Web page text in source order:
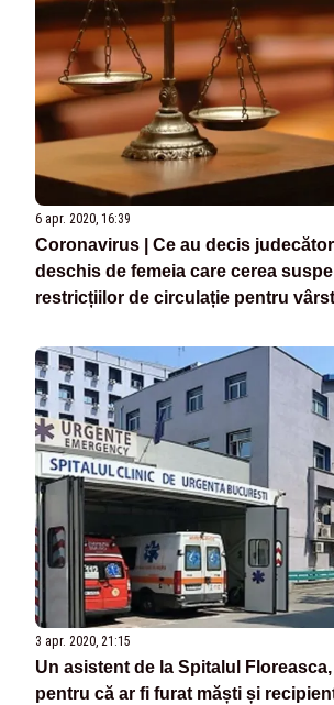
6 apr. 2020, 16:39
Coronavirus | Ce au decis
deschis de femeia care cerea
restricțiilor de circulație pentru
3 apr. 2020, 21:15
Un asistent de la Spitalul
pentru că ar fi furat măști și